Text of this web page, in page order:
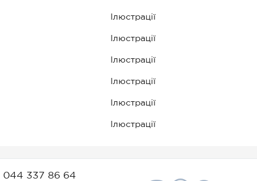
Ілюстрації
Ілюстрації
Ілюстрації
Ілюстрації
Ілюстрації
Ілюстрації
044 337 86 64